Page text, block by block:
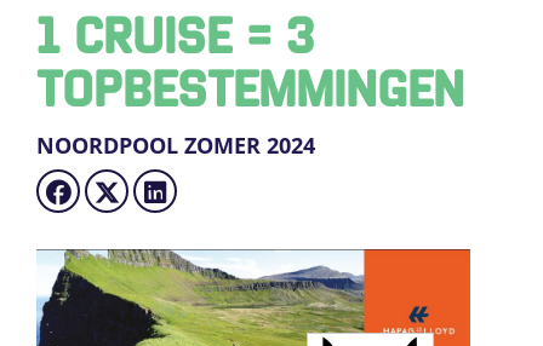
1 CRUISE = 3
TOPBESTEMMINGEN
NOORDPOOL ZOMER 2024